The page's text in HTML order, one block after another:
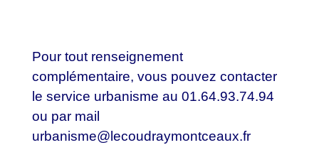
Pour tout renseignement
complémentaire, vous pouvez contacter
le service urbanisme au 01.64.93.74.94
ou par mail
urbanisme@lecoudraymontceaux.fr